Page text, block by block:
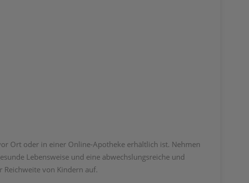
Ort oder in einer Online-Apotheke erhältlich ist. Nehmen
Lebensweise und eine abwechslungsreiche und
Reichweite von Kindern auf.